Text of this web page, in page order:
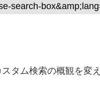
search-
タム検索の概観を変